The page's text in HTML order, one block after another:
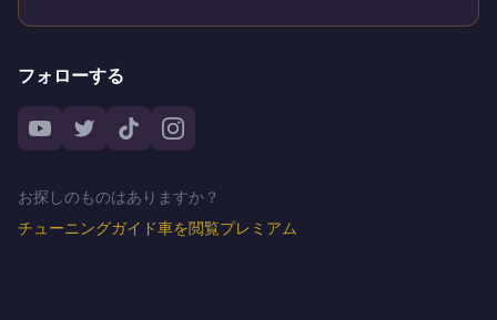
フォローする
お探しのものはありますか？
チューニングガイド車を閲覧プレミアム